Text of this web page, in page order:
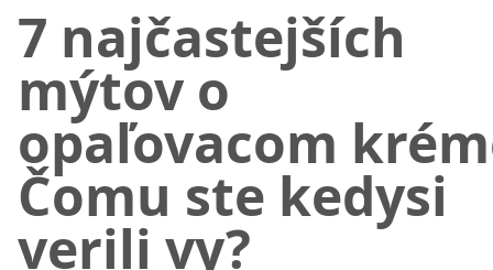
7 najčastejších
mýtov o
opaľovacom
Čomu ste kedysi
verili vy?